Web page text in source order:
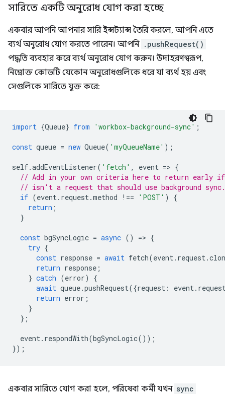
সারিতে একটি অনুরোধ যোগ করা হচ্ছে
একবার আপনি আপনার সারি ইন্সট্যান্স তৈরি করলে, আপনি এতে
ব্যর্থ অনুরোধ যোগ করতে পারেন। আপনি .pushRequest()
পদ্ধতি ব্যবহার করে ব্যর্থ অনুরোধ যোগ করুন। উদাহরণস্বরূপ,
নিম্নোক্ত কোডটি যেকোন অনুরোধগুলিকে ধরে যা ব্যর্থ হয় এবং
সেগুলিকে সারিতে যুক্ত করে:
import {Queue} from 'workbox-background-sync' ;
const queue = new Queue( 'myQueueName' );
self.addEventListener( 'fetch' , event => {
// Add in your own criteria here to return early
// isn't a request that should use background sync.
if (event. request.method !== 'POST' )
{
return ;
}
const bgSyncLogic = async () => {
try {
const response = await fetch(event. request.
return response ;
} catch (error)
{
await queue.pushRequest({request : event.
return error ;
}
};
event. respondWith(bgSyncLogic());
});
একবার সারিতে যোগ করা হলে, পরিষেবা কর্মী যখন sync